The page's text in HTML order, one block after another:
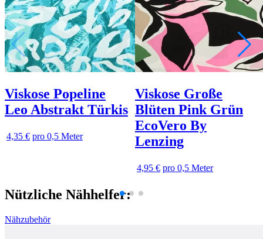
Viskose Popeline
Leo Abstrakt Türkis
4,35 € pro 0,5 Meter
Viskose Große
Blüten Pink Grün
EcoVero By
Lenzing
4,95 € pro 0,5 Meter
Nützliche Nähhelfer:
Nähzubehör